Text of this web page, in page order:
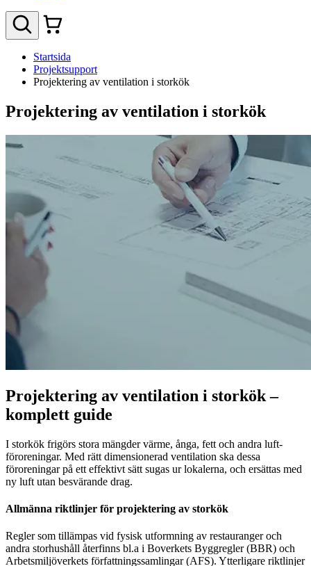
Startsida
Projektsupport
Projektering av ventilation i storkök
Projektering av ventilation i storkök
Projektering av ventilation i storkök –
komplett guide
I storkök frigörs stora mängder värme, ånga, fett och andra luft­
föroreningar. Med rätt dimensionerad ventilation ska dessa
föroreningar på ett effektivt sätt sugas ur lokalerna, och ersättas med
ny luft utan besvärande drag.
Allmänna riktlinjer för projektering av storkök
Regler som tillämpas vid fysisk utformning av restauranger och
andra storhushåll återfinns bl.a i Boverkets Byggregler (BBR) och
Arbetsmiljöverkets författningssamlingar (AFS). Ytterligare riktlinjer